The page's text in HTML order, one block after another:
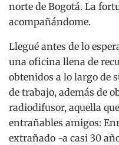
norte de Bogotá. La
acompañándome.
Llegué antes de lo
una oficina llena de
obtenidos a lo largo de
de trabajo, además de
radiodifusor, aquella
entrañables amigos:
extrañado -a casi 30